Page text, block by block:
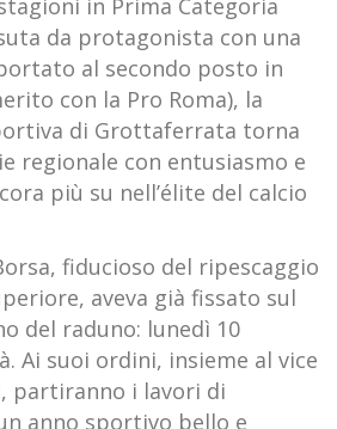
da protagonista con una
al secondo posto in
con la Pro Roma), la
di Grottaferrata torna
regionale con entusiasmo e
più su nell’élite del calcio
fiducioso del ripescaggio
aveva già fissato sul
del raduno: lunedì 10
Ai suoi ordini, insieme al vice
partiranno i lavori di
anno sportivo bello e